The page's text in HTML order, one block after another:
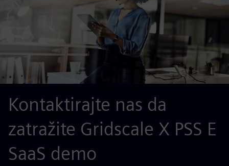
Kontaktirajte nas da
zatražite Gridscale X PSS E
SaaS demo